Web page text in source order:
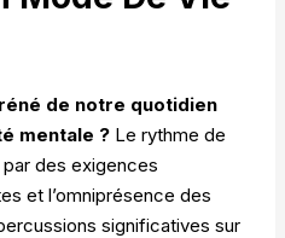
de notre quotidien
mentale ? Le rythme de
des exigences
et l’omniprésence des
significatives sur